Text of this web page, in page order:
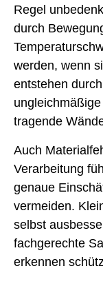
Regel
durch
werden, wenn
entstehen
tragende
Auch
Verarbeitung
genaue
vermeiden.
selbst
fachgerechte
erkennen